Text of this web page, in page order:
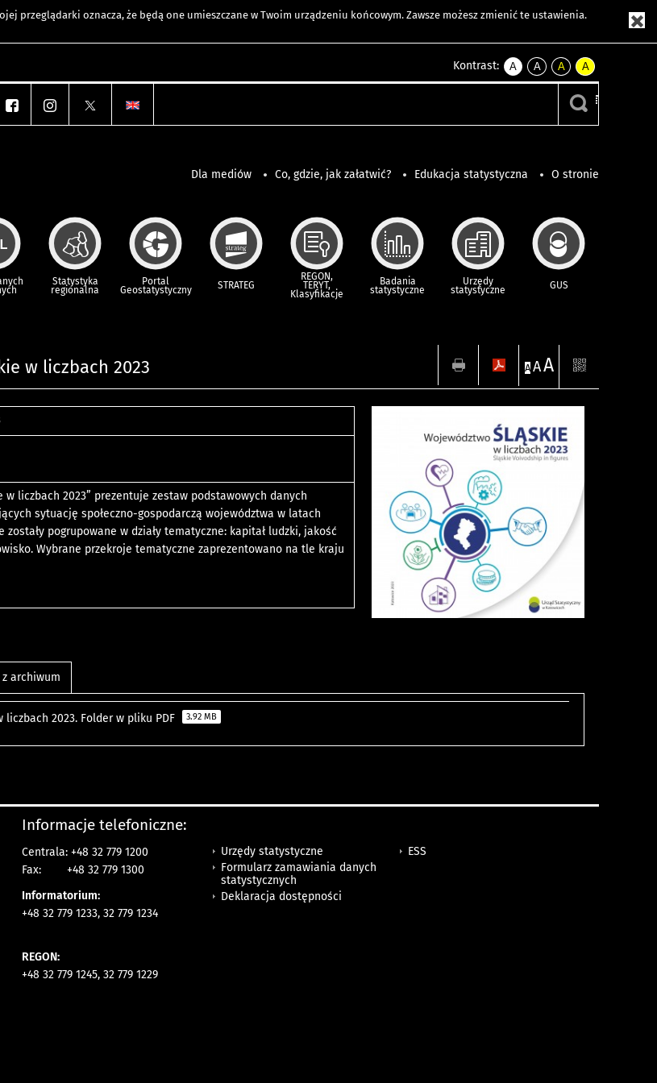
przeglądarki oznacza, że będą one umieszczane w Twoim urządzeniu końcowym. Zawsze możesz zmienić te ustawienia.
Kontrast:
A
kontrast
A
kontrast
czarnym
A
kontrast
żółty
tekst
czarnym
A
kontrast
czarny
tekst
żółtym
Dla mediów Co, gdzie, jak załatwić? Edukacja statystyczna O stronie
Statystyka
regionalna
Portal
Geostatystyczny STRATEG
REGON,
TERYT,
Klasyfikacje
Badania
statystyczne
Urzędy
statystyczne GUS
w liczbach 2023 A AA
w liczbach 2023” prezentuje zestaw podstawowych danych
sytuację społeczno-gospodarczą województwa w latach
zostały pogrupowane w działy tematyczne: kapitał ludzki, jakość
Wybrane przekroje tematyczne zaprezentowano na tle kraju
z archiwum
2023. Folder w pliku PDF 3.92 MB
Informacje telefoniczne:
Centrala: +48 32 779 1200
Fax:
+48 32 779 1300
Informatorium:
+48 32 779 1233, 32 779 1234
REGON:
+48 32 779 1245, 32 779 1229
Urzędy statystyczne
Formularz zamawiania danych
statystycznych
Deklaracja dostępności
ESS